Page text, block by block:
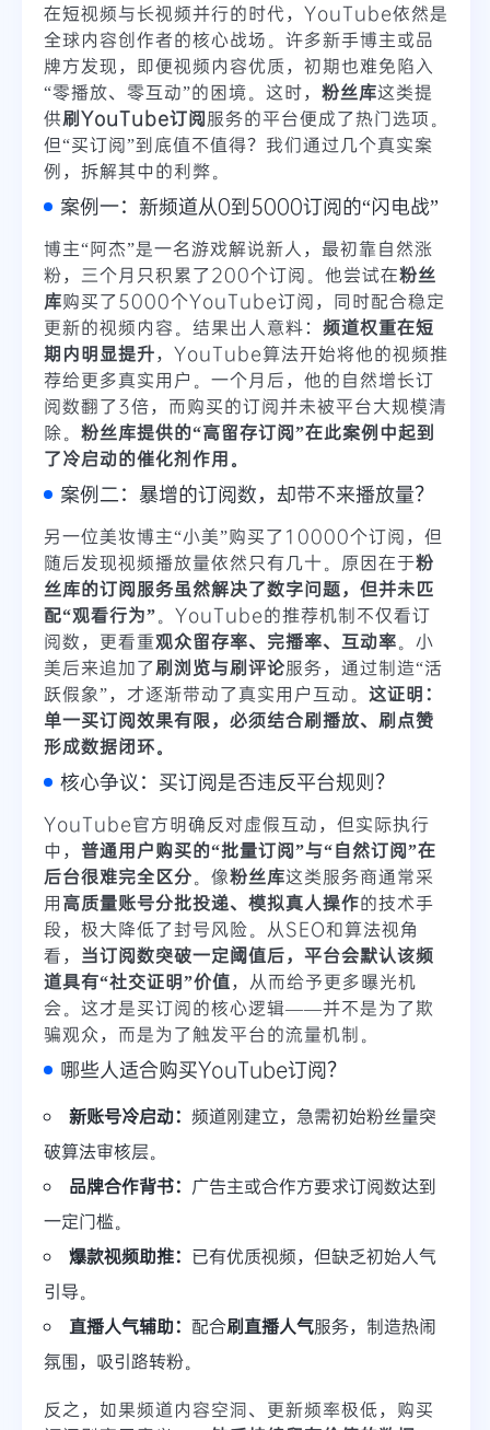
在短视频与长视频并行的时代，YouTube依然是
全球内容创作者的核心战场。许多新手博主或品
牌方发现，即便视频内容优质，初期也难免陷入
“零播放、零互动”的困境。这时， 粉丝库这类提
供刷YouTube订阅服务的平台便成了热门选项。
但“买订阅”到底值不值得？我们通过几个真实案
例，拆解其中的利弊。
案例一：新频道从0到5000订阅的“闪电战”
博主“阿杰”是一名游戏解说新人，最初靠自然涨
粉，三个月只积累了200个订阅。他尝试在粉丝
库购买了5000个YouTube订阅，同时配合稳定
更新的视频内容。结果出人意料： 频道权重在短
期内明显提升，YouTube算法开始将他的视频推
荐给更多真实用户。一个月后，他的自然增长订
阅数翻了3倍，而购买的订阅并未被平台大规模清
除。 粉丝库提供的“高留存订阅”在此案例中起到
了冷启动的催化剂作用。
案例二：暴增的订阅数，却带不来播放量？
另一位美妆博主“小美”购买了10000个订阅，但
随后发现视频播放量依然只有几十。原因在于粉
丝库的订阅服务虽然解决了数字问题，但并未匹
配“观看行为”。YouTube的推荐机制不仅看订
阅数，更看重观众留存率、完播率、互动率。小
美后来追加了刷浏览与刷评论服务，通过制造“活
跃假象”，才逐渐带动了真实用户互动。 这证明：
单一买订阅效果有限，必须结合刷播放、刷点赞
形成数据闭环。
核心争议：买订阅是否违反平台规则？
YouTube官方明确反对虚假互动，但实际执行
中， 普通用户购买的“批量订阅”与“自然订阅”在
后台很难完全区分。像粉丝库这类服务商通常采
用高质量账号分批投递、模拟真人操作的技术手
段，极大降低了封号风险。从SEO和算法视角
看， 当订阅数突破一定阈值后，平台会默认该频
道具有“社交证明”价值，从而给予更多曝光机
会。这才是买订阅的核心逻辑——并不是为了欺
骗观众，而是为了触发平台的流量机制。
哪些人适合购买YouTube订阅？
新账号冷启动： 频道刚建立，急需初始粉丝量突
破算法审核层。
品牌合作背书： 广告主或合作方要求订阅数达到
一定门槛。
爆款视频助推： 已有优质视频，但缺乏初始人气
引导。
直播人气辅助： 配合刷直播人气服务，制造热闹
氛围，吸引路转粉。
反之，如果频道内容空洞、更新频率极低，购买